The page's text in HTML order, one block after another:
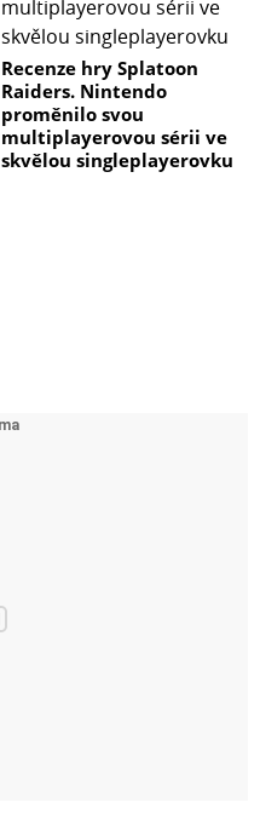
Recenze hry Splatoon
Raiders. Nintendo
proměnilo svou
multiplayerovou sérii ve
skvělou singleplayerovku